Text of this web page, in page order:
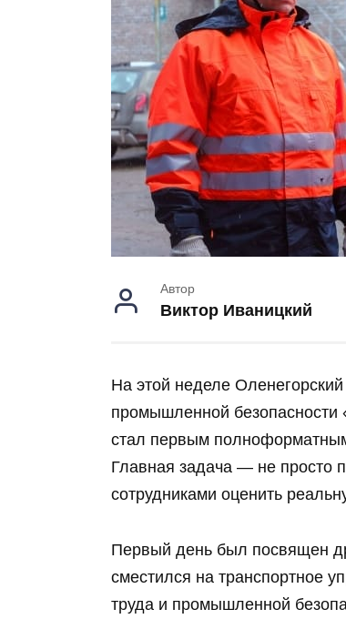
Автор
Виктор Иваницкий
На этой неделе
промышленной безопасности
стал первым
Главная задача — не просто
сотрудниками оценить
Первый день был посвящен
сместился на транспортное
труда и промышленной